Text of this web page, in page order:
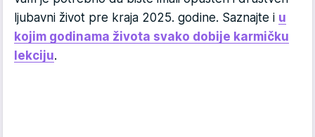
ljubavni život pre kraja 2025. godine. Saznajte i u
kojim godinama života svako dobije karmičku
lekciju.